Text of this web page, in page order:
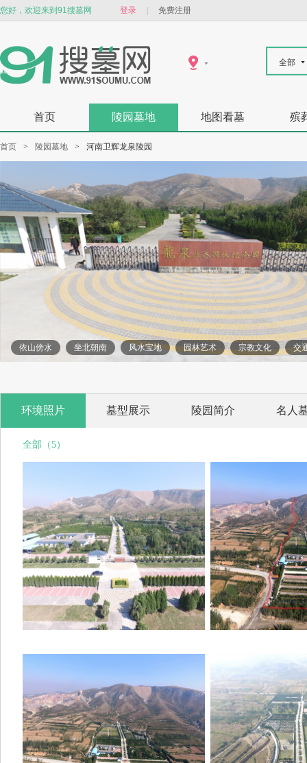
您好，欢迎来到91搜墓网 登录 免费注册
全部
首页 陵园墓地 地图看墓 殡
首页 > 陵园墓地 > 河南卫辉龙泉陵园
依山傍水 坐北朝南 风水宝地 园林艺术 宗教文化 交
环境照片 墓型展示 陵园简介 名人
全部（5）